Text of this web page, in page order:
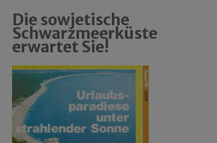
Die sowjetische
Schwarzmeerküste
erwartet Sie!